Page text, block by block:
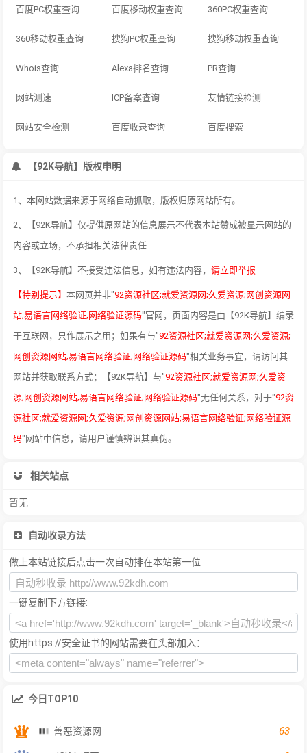
百度PC权重查询 百度移动权重查询 360PC权重查询
360移动权重查询 搜狗PC权重查询 搜狗移动权重查询
Whois查询 Alexa排名查询 PR查询
网站测速 ICP备案查询 友情链接检测
网站安全检测 百度收录查询 百度搜索
【92K导航】版权申明
1、本网站数据来源于网络自动抓取，版权归原网站所有。
2、【92K导航】仅提供原网站的信息展示不代表本站赞成被显示网站的
内容或立场，不承担相关法律责任.
3、【92K导航】不接受违法信息，如有违法内容， 请立即举报
【特别提示】 本网页并非"92资源社区;就爱资源网;久爱资源;网创资源网
站;易语言网络验证;网络验证源码"官网，页面内容是由【92K导航】编录
于互联网，只作展示之用；如果有与"92资源社区;就爱资源网;久爱资源;
网创资源网站;易语言网络验证;网络验证源码"相关业务事宜，请访问其
网站并获取联系方式；【92K导航】与"92资源社区;就爱资源网;久爱资
源;网创资源网站;易语言网络验证;网络验证源码"无任何关系，对于"92资
源社区;就爱资源网;久爱资源;网创资源网站;易语言网络验证;网络验证源
码"网站中信息，请用户谨慎辨识其真伪。
相关站点
暂无
自动收录方法
做上本站链接后点击一次自动排在本站第一位
一键复制下方链接:
使用https://安全证书的网站需要在头部加入：
今日TOP10
善恶资源网 63